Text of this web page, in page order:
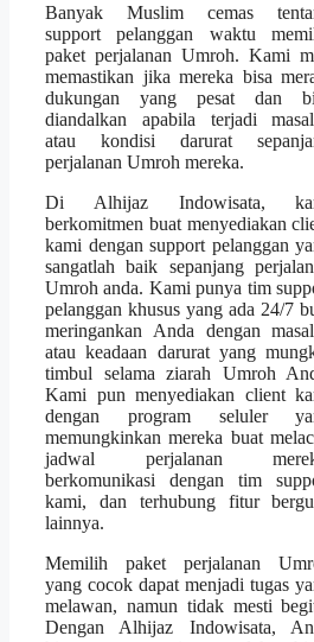
Banyak Muslim cemas
support pelanggan waktu
paket perjalanan Umroh. Kami
memastikan jika mereka bisa
dukungan yang pesat dan
diandalkan apabila terjadi
atau kondisi darurat
perjalanan Umroh mereka.
Di Alhijaz Indowisata,
berkomitmen buat menyediakan
kami dengan support pelanggan
sangatlah baik sepanjang
Umroh anda. Kami punya tim
pelanggan khusus yang ada 24/7
meringankan Anda dengan
atau keadaan darurat yang
timbul selama ziarah Umroh
Kami pun menyediakan client
dengan program seluler
memungkinkan mereka buat
jadwal perjalanan
berkomunikasi dengan tim
kami, dan terhubung fitur
lainnya.
Memilih paket perjalanan
yang cocok dapat menjadi tugas
melawan, namun tidak mesti
Dengan Alhijaz Indowisata,